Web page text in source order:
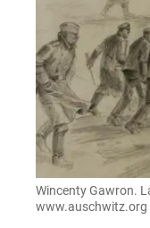
Wincenty Gawron.
www.auschwitz.org